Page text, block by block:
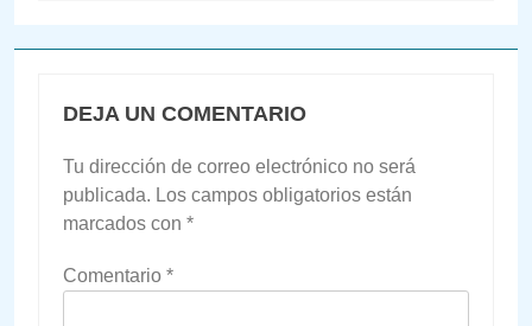
DEJA UN COMENTARIO
Tu dirección de correo electrónico no será
publicada. Los campos obligatorios están
marcados con *
Comentario *